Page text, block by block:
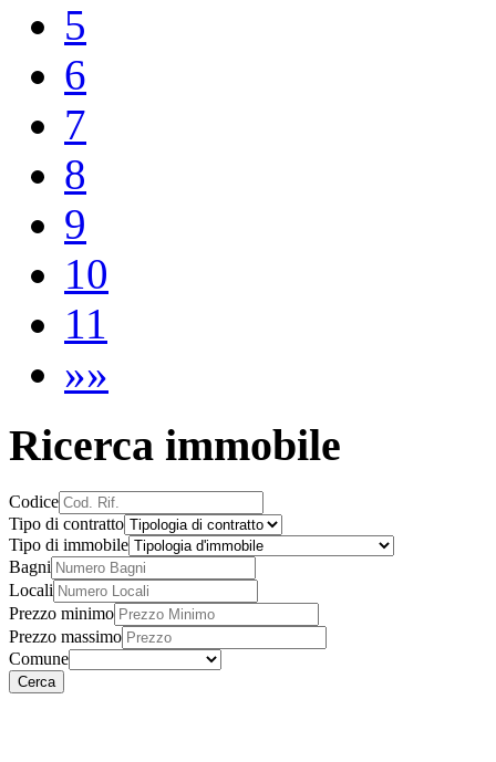
5
6
7
8
9
10
11
»»
Ricerca immobile
Codice
Tipo di contratto
Tipo di immobile
Bagni
Locali
Prezzo minimo
Prezzo massimo
Comune